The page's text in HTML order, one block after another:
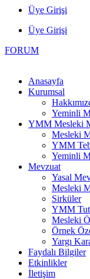
Üye Girişi
Üye Girişi
FORUM
Anasayfa
Kurumsal
Yeminli
YMM Mesleki
Mesleki
YMM
Yeminli
Mevzuat
Yasal
Mesleki
Sirküler
YMM
Mesleki
Örnek
Yargı
Faydalı Bilgiler
Etkinlikler
İletişim